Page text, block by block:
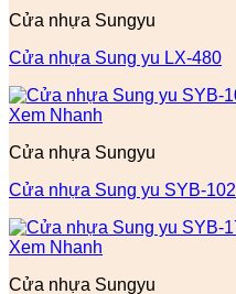
Cửa nhựa Sungyu
Cửa nhựa Sung yu LX-480
Xem Nhanh
Cửa nhựa Sungyu
Cửa nhựa Sung yu SYB-102
Xem Nhanh
Cửa nhựa Sungyu